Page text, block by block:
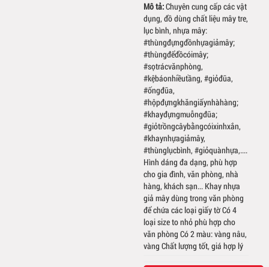
Mô tả:Chuyên cung cấp các vật
dụng, đồ dùng chất liệu mây tre,
lục bình, nhựa mây:
#thùngđựngđồnhựagiảmây;
#thùngđểđồcóimây;
#sọtrácvănphòng,
#kệbáonhiềutầng, #giỏđũa,
#ốngđũa,
#hộpđựngkhăngiấynhàhàng;
#khayđựngmuỗngđũa;
#giỏtrồngcâybằngcóixinhxắn,
#khaynhựagiảmây,
#thùnglụcbình, #giỏquànhựa,....
Hình dáng đa dạng, phù hợp
cho gia đình, văn phòng, nhà
hàng, khách sạn... Khay nhựa
giả mây dùng trong văn phòng
để chứa các loại giấy tờ Có 4
loại size to nhỏ phù hợp cho
văn phòng Có 2 màu: vàng nâu,
vàng Chất lượng tốt, giá hợp lý